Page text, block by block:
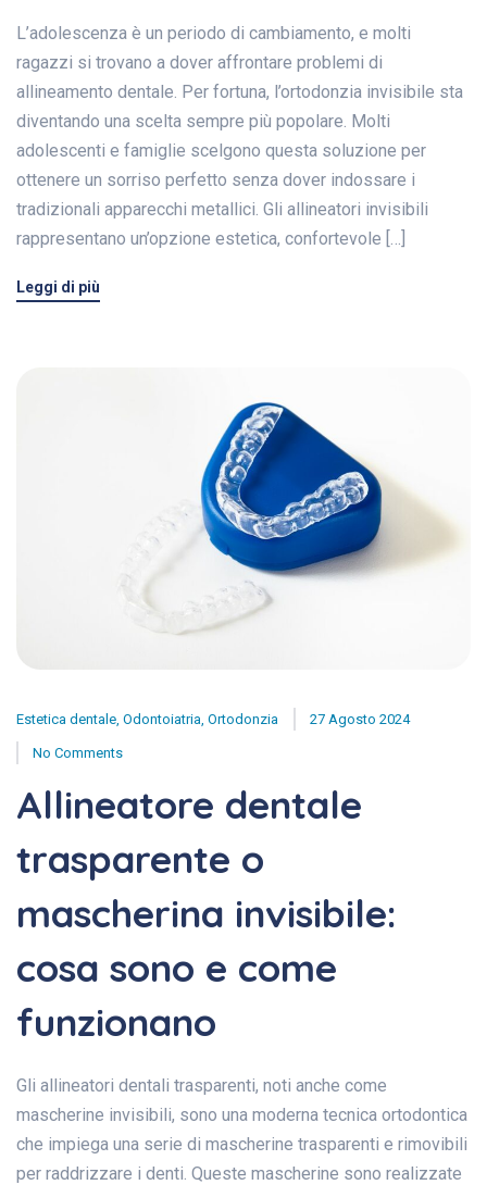
L’adolescenza è un periodo di cambiamento, e molti
ragazzi si trovano a dover affrontare problemi di
allineamento dentale. Per fortuna, l’ortodonzia invisibile sta
diventando una scelta sempre più popolare. Molti
adolescenti e famiglie scelgono questa soluzione per
ottenere un sorriso perfetto senza dover indossare i
tradizionali apparecchi metallici. Gli allineatori invisibili
rappresentano un’opzione estetica, confortevole […]
Leggi di più
Estetica dentale Odontoiatria Ortodonzia 27 Agosto 2024
No Comments
Allineatore dentale
trasparente o
mascherina invisibile:
cosa sono e come
funzionano
Gli allineatori dentali trasparenti, noti anche come
mascherine invisibili, sono una moderna tecnica ortodontica
che impiega una serie di mascherine trasparenti e rimovibili
per raddrizzare i denti. Queste mascherine sono realizzate